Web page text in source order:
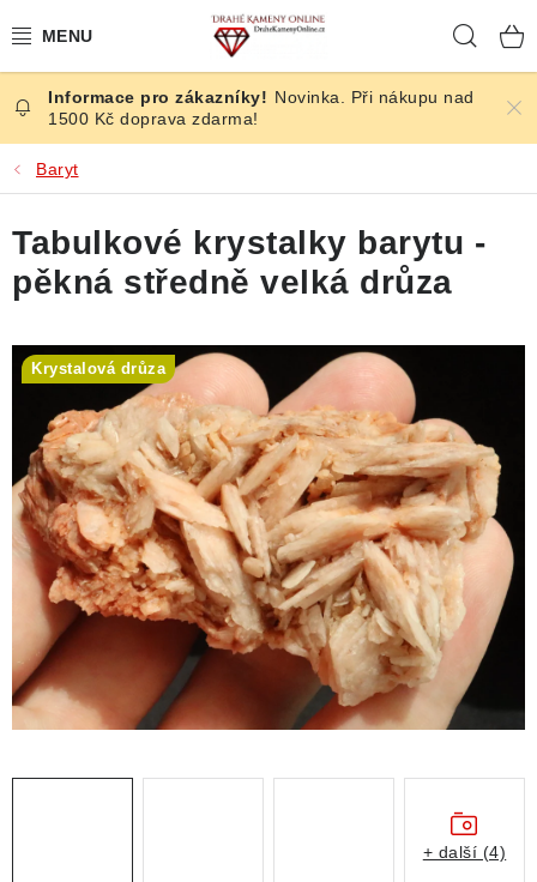
na
ČESKÉ KAMENY
ŠPERKY
KAMENY ZE SVĚTA
BROUŠENÉ
SLEVY
ÚČINKY
KRYSTALY
ČLÁNKY
NALEZIŠTĚ
NÁŠ PŘÍBĚH
VIDEOGALERIE
Novinka. Při nákupu nad
1500 Kč doprava zdarma!
Baryt
Tabulkové krystalky barytu -
pěkná středně velká drůza
Krystalová drůza
+ další (4)